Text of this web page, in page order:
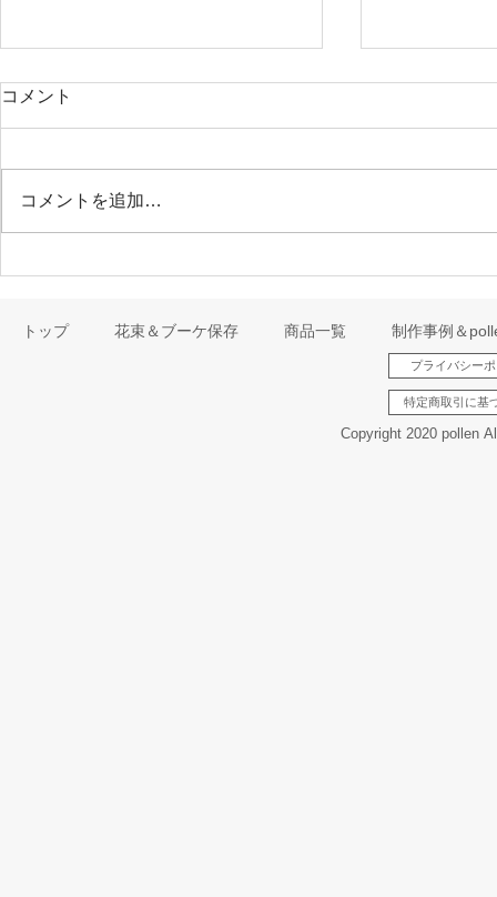
コメント
コメントを追加…
トップ 花束＆ブーケ保存 商品一覧 制作事例＆
プライバシー
特定商取引に基
Copyright 2020 pollen